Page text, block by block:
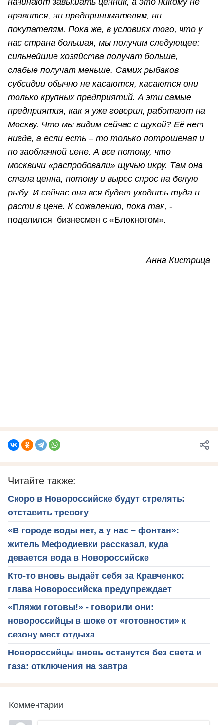
нравится, ни предпринимателям, ни
покупателям. Пока же, в условиях того, что у
нас страна большая, мы получим следующее:
сильнейшие хозяйства получат больше,
слабые получат меньше. Самих рыбаков
субсидии обычно не касаются, касаются они
только крупных предприятий. А эти самые
предприятия, как я уже говорил, работают на
Москву. Что мы видим сейчас с щукой? Её нет
нигде, а если есть – то только потрошеная и
по заоблачной цене. А все потому, что
москвичи «распробовали» щучью икру. Там она
стала ценна, потому и вырос спрос на белую
рыбу. И сейчас она вся будет уходить туда и
расти в цене. К сожалению, пока так, -
поделился бизнесмен с «Блокнотом».
Анна Кистрица
Читайте также:
Скоро в Новороссийске будут стрелять:
отставить тревогу
«В городе воды нет, а у нас – фонтан»:
житель Мефодиевки рассказал, куда
девается вода в Новороссийске
Кто-то вновь выдаёт себя за Кравченко:
глава Новороссийска предупреждает
«Пляжи готовы!» - говорили они:
новороссийцы в шоке от «готовности» к
сезону мест отдыха
Новороссийцы вновь останутся без света и
газа: отключения на завтра
Комментарии